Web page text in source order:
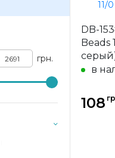
грн.
DB-
Beads
в
108